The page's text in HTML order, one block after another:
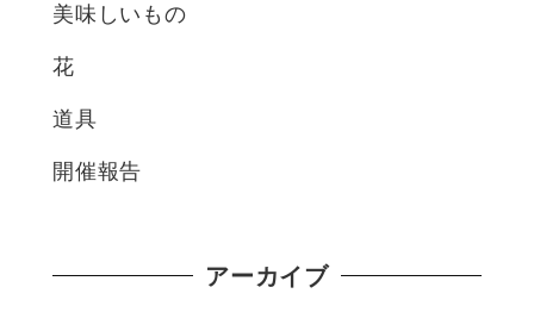
美味しいもの
花
道具
開催報告
アーカイブ